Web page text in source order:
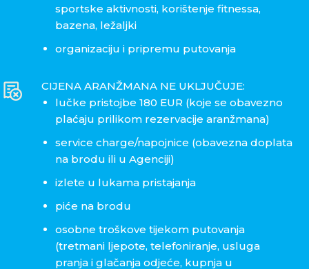
sportske aktivnosti, korištenje fitnessa,
bazena, ležaljki
organizaciju i pripremu putovanja
CIJENA ARANŽMANA NE UKLJUČUJE:
lučke pristojbe 180 EUR (koje se obavezno
plaćaju prilikom rezervacije aranžmana)
service charge/napojnice (obavezna doplata
na brodu ili u Agenciji)
izlete u lukama pristajanja
piće na brodu
osobne troškove tijekom putovanja
(tretmani ljepote, telefoniranje, usluga
pranja i glačanja odjeće, kupnja u